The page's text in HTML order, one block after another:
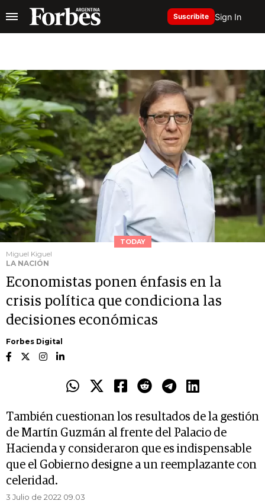
Suscribite Sign In
TODAY
Miguel Kiguel
LA NACIÓN
Economistas ponen énfasis en la
crisis política que condiciona las
decisiones económicas
Forbes Digital
También cuestionan los resultados de la gestión
de Martín Guzmán al frente del Palacio de
Hacienda y consideraron que es indispensable
que el Gobierno designe a un reemplazante con
celeridad.
3 Julio de 2022 09.03